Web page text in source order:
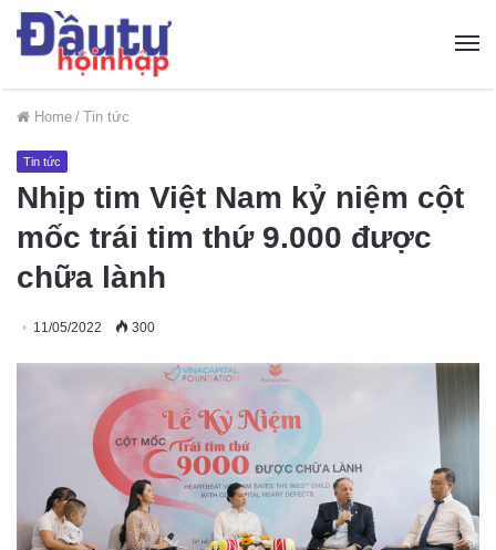
Home / Tin tức
Tin tức
Nhịp tim Việt Nam kỷ niệm cột
mốc trái tim thứ 9.000 được
chữa lành
11/05/2022 300